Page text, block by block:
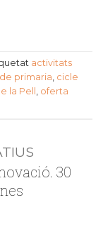
activitats
primaria, cicle
la Pell , oferta
30